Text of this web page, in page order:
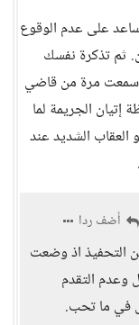
على عدم الوقوع
ثم تذكرة نفسك
سمعت مرة من قاضي
الجريمة لما
العقاب الشديد عند
أضف ردا
التحفيذ اذ وضعت
وعدم التقدم
في ما تحب.